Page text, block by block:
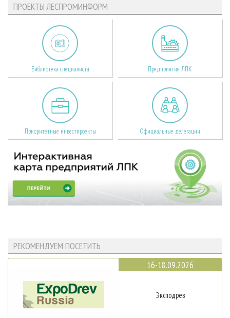
ПРОЕКТЫ ЛЕСПРОМИНФОРМ
Библиотека специалиста Предприятия ЛПК
Приоритетные инвестпроекты Официальные делегации
РЕКОМЕНДУЕМ ПОСЕТИТЬ
16-18.09.2026
Эксподрев